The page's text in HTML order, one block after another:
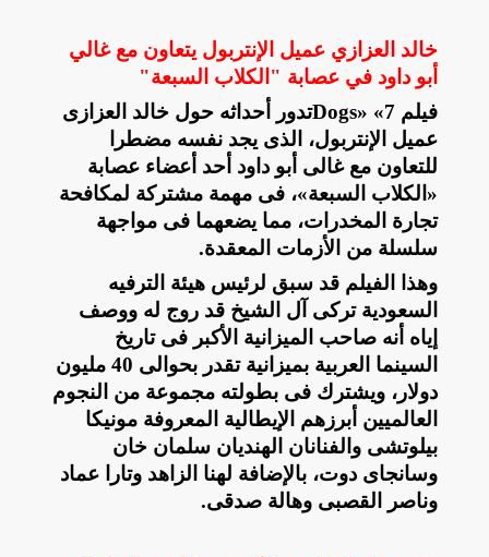
خالد العزازي عميل الإنتربول يتعاون مع غالي
أبو داود في عصابة "الكلاب السبعة"
فيلم Dogs» «7تدور أحداثه حول خالد العزازى
عميل الإنتربول، الذى يجد نفسه مضطرا
للتعاون مع غالى أبو داود أحد أعضاء عصابة
«الكلاب السبعة»، فى مهمة مشتركة لمكافحة
تجارة المخدرات، مما يضعهما فى مواجهة
سلسلة من الأزمات المعقدة.
وهذا الفيلم قد سبق لرئيس هيئة الترفيه
السعودية تركى آل الشيخ قد روج له ووصف
إياه أنه صاحب الميزانية الأكبر فى تاريخ
السينما العربية بميزانية تقدر بحوالى 40 مليون
دولار، ويشترك فى بطولته مجموعة من النجوم
العالميين أبرزهم الإيطالية المعروفة مونيكا
بيلوتشى والفنانان الهنديان سلمان خان
وسانجاى دوت، بالإضافة لهنا الزاهد وتارا عماد
وناصر القصبى وهالة صدقى.